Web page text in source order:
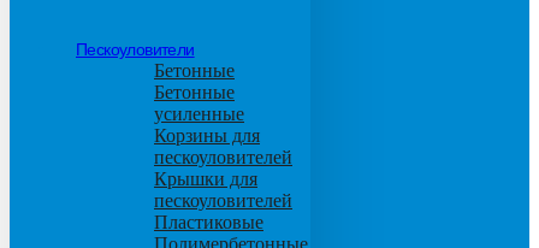
Пескоуловители
Бетонные
Бетонные
усиленные
Корзины для
пескоуловителей
Крышки для
пескоуловителей
Пластиковые
Полимербетонные